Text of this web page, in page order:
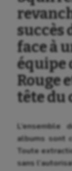
succès
face à
équipe
Rouge
tête du
albums sont
Toute
sans